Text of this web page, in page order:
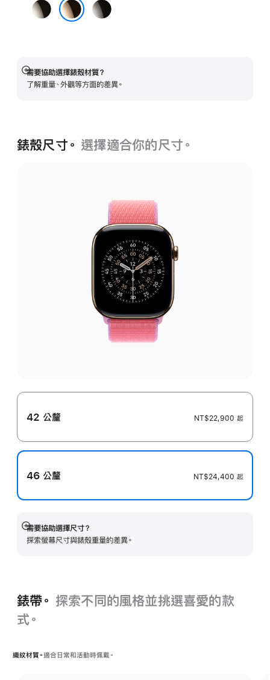
原
色
石
瓦
需要協助選擇錶殼材質？
了解重量、外觀等方面的差異。
顯
示
錶殼尺寸。 選擇適合你的尺寸。
42 公釐 NT$22,900 起
46 公釐 NT$24,400 起
需要協助選擇尺寸？
探索螢幕尺寸與錶殼重量的差異。
顯
示
錶帶。 探索不同的風格並挑選喜愛的款
式。
織紋材質。適合日常和活動時佩戴。